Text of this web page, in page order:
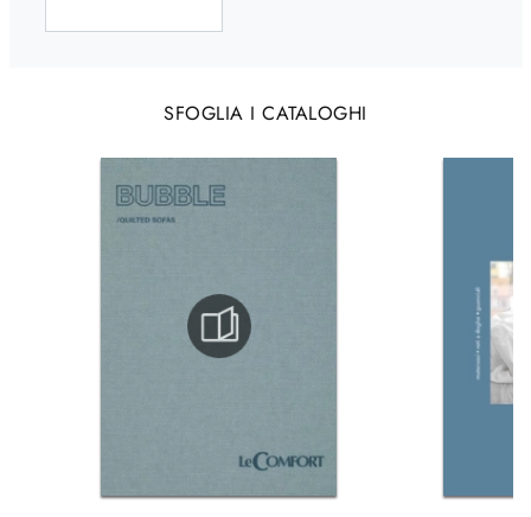
SFOGLIA I CATALOGHI